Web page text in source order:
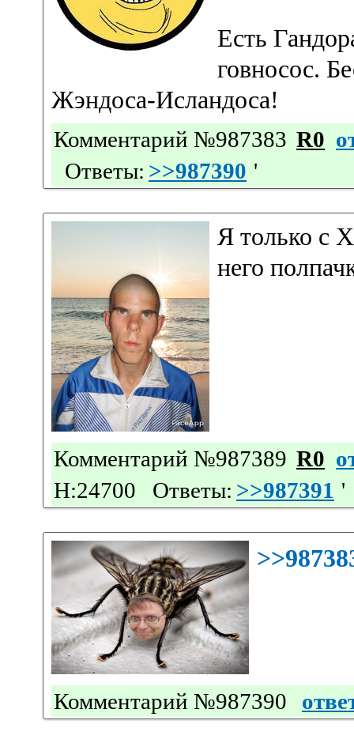
Есть
говносос.
Жэндоса-Исландоса!
Комментарий №987383 R0
Ответы: >>987390 '
Я только с
него
Комментарий №987389 R0
Н:24700 Ответы: >>987391 '
Комментарий №987390